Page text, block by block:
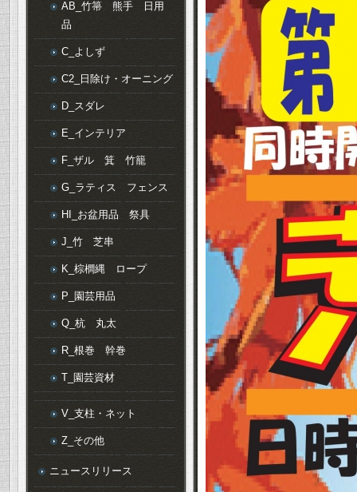
AB_竹箒 熊手 日用
品
C_よしず
C2_日除け・オーニング
D_スダレ
E_インテリア
F_ザル 箕 竹籠
G_ラティス フェンス
HI_お盆用品 祭具
J_竹 芝串
K_棕櫚縄 ロープ
P_園芸用品
Q_杭 丸太
R_根巻 幹巻
T_園芸資材
V_支柱・ネット
Z_その他
ニュースリリース